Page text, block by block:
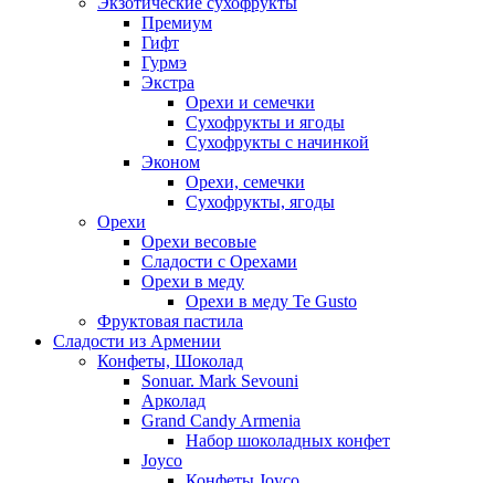
Премиум
Гифт
Гурмэ
Экстра
Орехи и семечки
Сухофрукты и ягоды
Сухофрукты с начинкой
Эконом
Орехи, семечки
Сухофрукты, ягоды
Орехи
Орехи весовые
Сладости с Орехами
Орехи в меду
Орехи в меду Te Gusto
Фруктовая пастила
Сладости из Армении
Конфеты, Шоколад
Sonuar. Mark Sevouni
Арколад
Grand Candy Armenia
Набор шоколадных конфет
Joyco